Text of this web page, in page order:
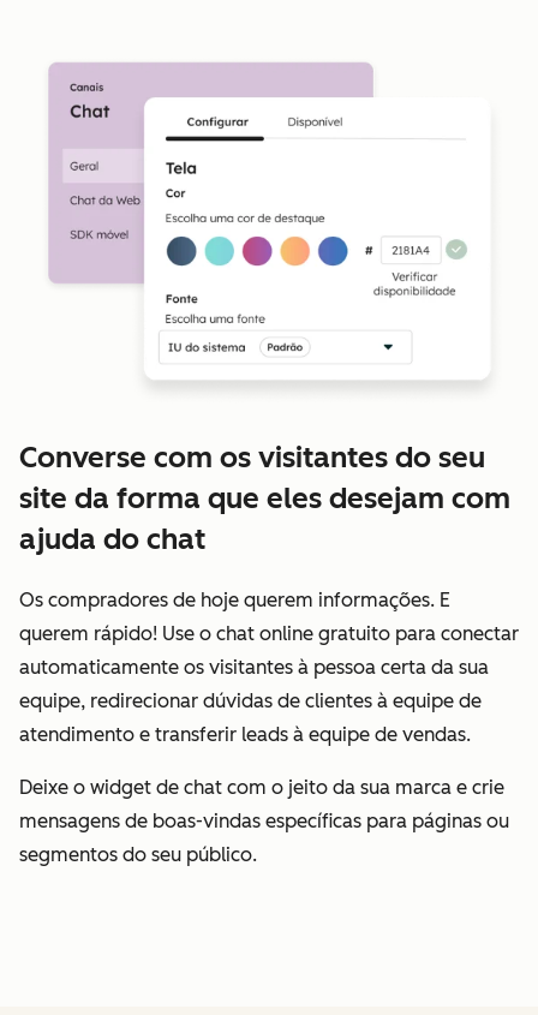
Converse com os visitantes do seu
site da forma que eles desejam com
ajuda do chat
Os compradores de hoje querem informações. E
querem rápido! Use o chat online gratuito para conectar
automaticamente os visitantes à pessoa certa da sua
equipe, redirecionar dúvidas de clientes à equipe de
atendimento e transferir leads à equipe de vendas.
Deixe o widget de chat com o jeito da sua marca e crie
mensagens de boas-vindas específicas para páginas ou
segmentos do seu público.